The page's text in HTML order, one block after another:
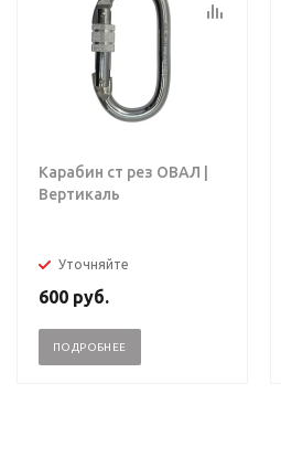
Карабин ст рез ОВАЛ |
Вертикаль
Уточняйте
600 руб.
ПОДРОБНЕЕ